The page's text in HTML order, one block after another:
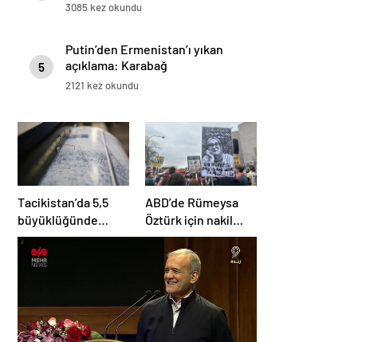
3085 kez okundu
5
Putin’den Ermenistan’ı yıkan
açıklama: Karabağ
Azerbaycan’ın ayrılmaz bir
2121 kez okundu
Tacikistan’da 5,5
büyüklüğünde
deprem meydana
geldi
ABD’de Rümeysa
Öztürk için nakil
kararı